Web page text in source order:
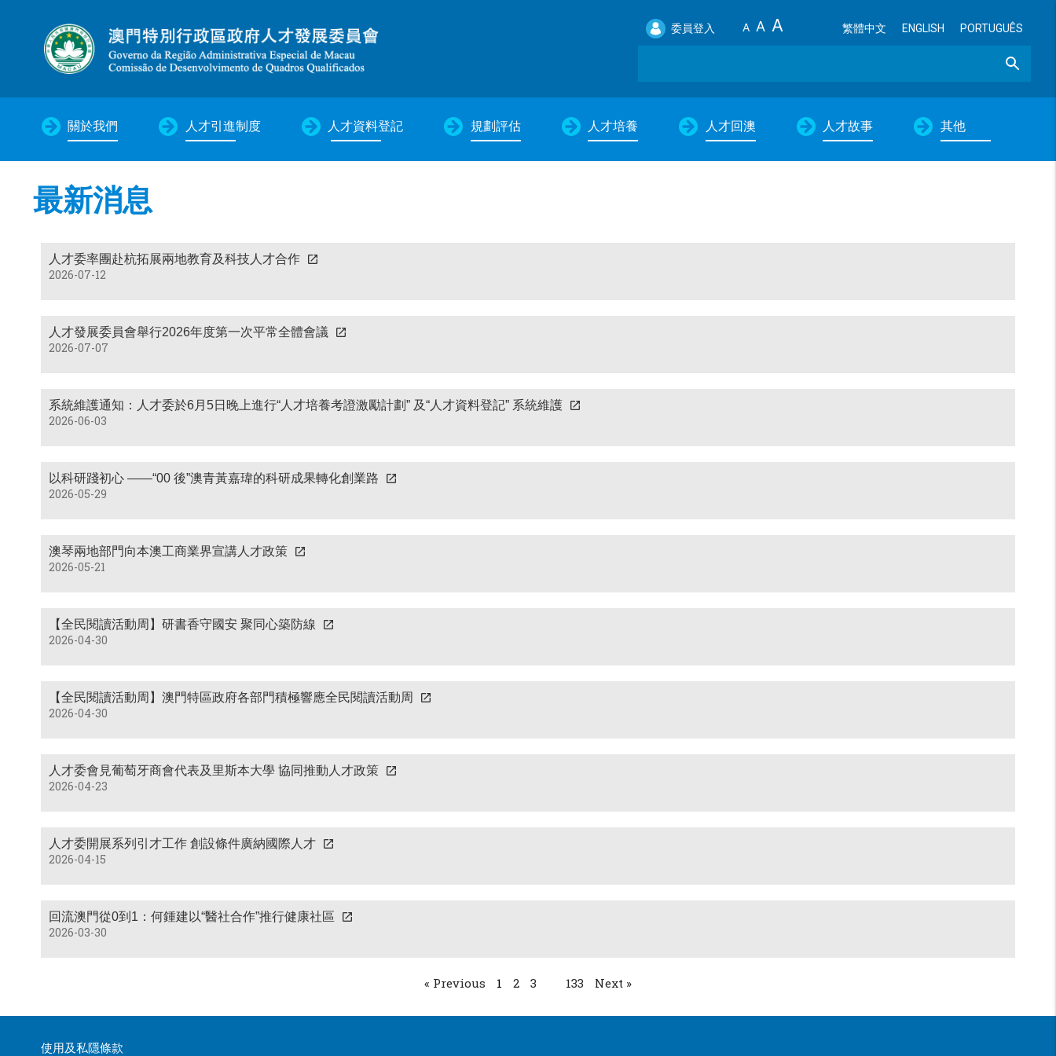
委員登入 A A A 繁體中文 ENGLISH PORTUGUÊS
關於我們 人才引進制度 人才資料登記 規劃評估 人才培養 人才回澳 人才故事 其他
最新消息
人才委率團赴杭拓展兩地教育及科技人才合作
2026-07-12
人才發展委員會舉行2026年度第一次平常全體會議
2026-07-07
系統維護通知：人才委於6月5日晚上進行“人才培養考證激勵計劃” 及“人才資料登記” 系統維護
2026-06-03
以科研踐初心 ——“00 後”澳青黃嘉瑋的科研成果轉化創業路
2026-05-29
澳琴兩地部門向本澳工商業界宣講人才政策
2026-05-21
【全民閱讀活動周】研書香守國安 聚同心築防線
2026-04-30
【全民閱讀活動周】澳門特區政府各部門積極響應全民閱讀活動周
2026-04-30
人才委會見葡萄牙商會代表及里斯本大學 協同推動人才政策
2026-04-23
人才委開展系列引才工作 創設條件廣納國際人才
2026-04-15
回流澳門從0到1：何鍾建以“醫社合作”推行健康社區
2026-03-30
« Previous 1 2 3 133 Next »
使用及私隱條款